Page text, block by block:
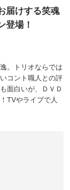
届けする笑魂
登場！
。トリオならでは
コント職人との評
面白いが、ＤＶＤ
TVやライブで人